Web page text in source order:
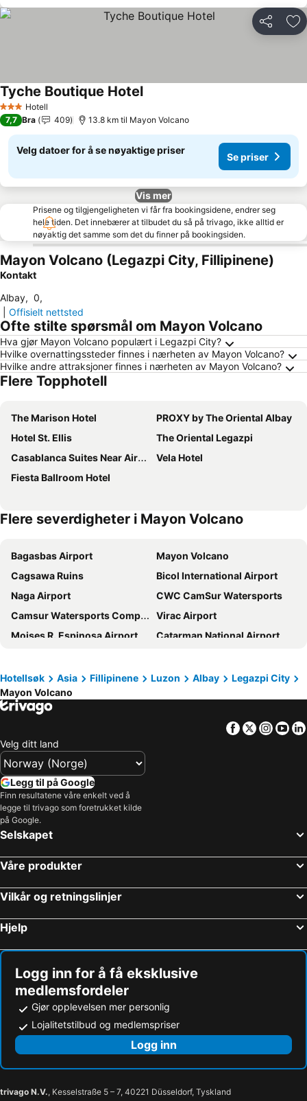
Del
3 StjernerHotell
Tyche Boutique Hotel
7,7 Bra 409 13.8 km til Mayon Volcano
Velg datoer for å se nøyaktige priser
Se priser
Vis mer
Prisene og tilgjengeligheten vi får fra bookingsidene, endrer seg
hele tiden. Det innebærer at tilbudet du så på trivago, ikke alltid er
nøyaktig det samme som det du finner på bookingsiden.
Mayon Volcano (Legazpi City, Fillipinene)
Kontakt
Albay, 0,
Offisielt nettsted
Ofte stilte spørsmål om Mayon Volcano
Hva gjør Mayon Volcano populært i Legazpi City?
Hvilke overnattingssteder finnes i nærheten av Mayon Volcano?
Hvilke andre attraksjoner finnes i nærheten av Mayon Volcano?
Flere Topphotell
The Marison Hotel
PROXY by The Oriental Albay
Hotel St. Ellis
The Oriental Legazpi
Casablanca Suites Near Airport
Vela Hotel
Fiesta Ballroom Hotel
Flere severdigheter i Mayon Volcano
Bagasbas Airport
Mayon Volcano
Cagsawa Ruins
Bicol International Airport
Naga Airport
CWC CamSur Watersports
Camsur Watersports Complex
Virac Airport
Moises R. Espinosa Airport
Catarman National Airport
Calbayog Airport
Hotellsøk Asia Fillipinene Luzon Albay
Legazpi City
Mayon Volcano
Facebook
Twitter
Velg ditt land
Legg til på Google
Finn resultatene våre enkelt ved å
legge til trivago som foretrukket kilde
på Google.
Selskapet
Våre produkter
Vilkår og retningslinjer
Hjelp
Logg inn for å få eksklusive
medlemsfordeler
Gjør opplevelsen mer personlig
Lojalitetstilbud og medlemspriser
Logg inn
trivago N.V., Kesselstraße 5 – 7, 40221 Düsseldorf, Tyskland